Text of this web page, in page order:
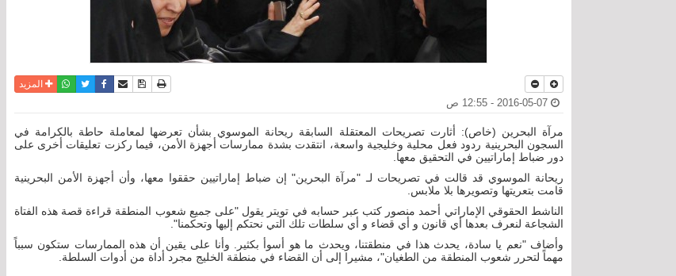
نسخة للطباعة
حفظ الموضوع
أرسل الى صديق
فيسبوكتويترواتسابالمزيد
مرآة البحرين (خاص): أثارت تصريحات المعتقلة السابقة ريحانة الموسوي بشأن تعرضها لمعاملة حاطة بالكرامة في
السجون البحرينية ردود فعل محلية وخليجية واسعة، انتقدت بشدة ممارسات أجهزة الأمن، فيما ركزت تعليقات أخرى على
دور ضباط إماراتيين في التحقيق معها.
ريحانة الموسوي قد قالت في تصريحات لـ "مرآة البحرين" إن ضباط إماراتيين حققوا معها، وأن أجهزة الأمن البحرينية
قامت بتعريتها وتصويرها بلا ملابس.
الناشط الحقوقي الإماراتي أحمد منصور كتب عبر حسابه في تويتر يقول "على جميع شعوب المنطقة قراءة قصة هذه الفتاة
الشجاعة لنعرف بعدها أي قانون و أي قضاء و أي سلطات تلك التي نحتكم إليها وتحكمنا".
وأضاف "نعم يا سادة، يحدث هذا في منطقتنا، ويحدث ما هو أسوأ بكثير. وأنا على يقين أن هذه الممارسات ستكون سبباً
مهماً لتحرر شعوب المنطقة من الطغيان"، مشيرا إلى أن القضاء في منطقة الخليج مجرد أداة من أدوات السلطة.